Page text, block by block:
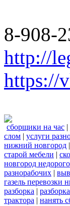
8-908-
http://
https://
сборщики на час |
слом | услуги
нижний новгород |
старой мебели |
новгород недорого
разнорабочих |
газель перевозки
разборка |
трактора | нанять